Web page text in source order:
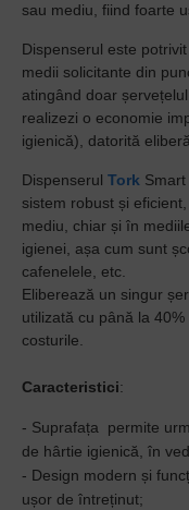
sau mediu, fiind foarte
Dispenserul este
medii solicitante din
atingând doar
realizezi o economie
igienică), datorită
Dispenserul Tork
sistem robust și
mediu, chiar și în
igienei, așa cum sunt
cafenelele, etc.
Eliberează un singur
utilizată cu până la
costurile.
Caracteristici:
- Suprafața permite
de hârtie igienică, în
- Design modern și
ușor de întreținut;